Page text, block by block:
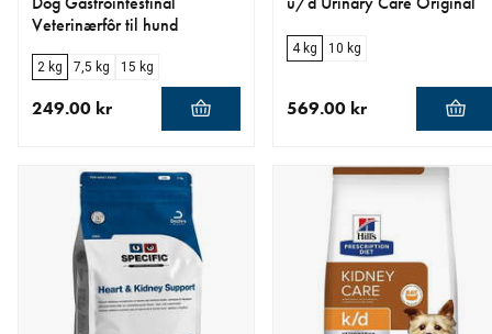
Veterinærfôr til hund
2 kg 7,5 kg 15 kg
249.00 kr
4 kg 10 kg
569.00 kr